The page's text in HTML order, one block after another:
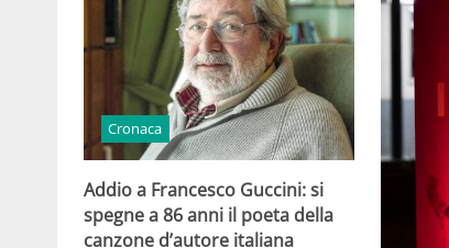
Cronaca
Addio a Francesco Guccini: si
spegne a 86 anni il poeta della
canzone d’autore italiana